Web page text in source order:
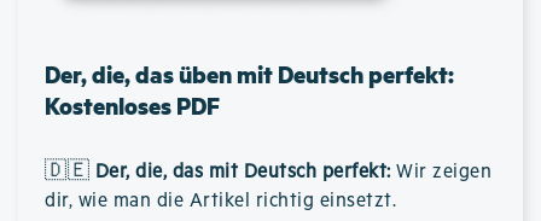
Der, die, das üben mit Deutsch perfekt:
Kostenloses PDF
🇩🇪 Der, die, das mit Deutsch perfekt: Wir zeigen
dir, wie man die Artikel richtig einsetzt.